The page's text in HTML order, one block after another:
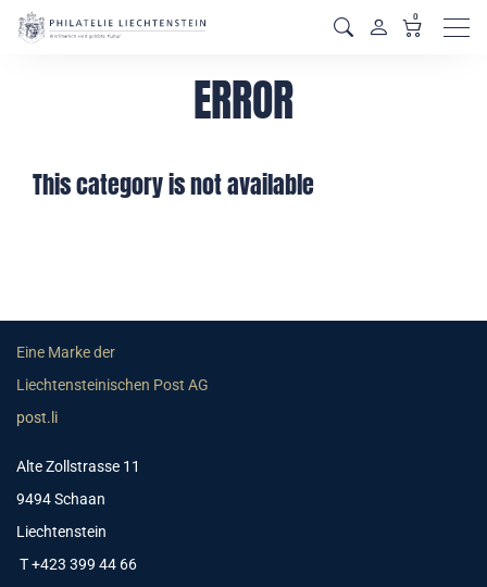
0
ERROR
This category is not available
Eine Marke der
Liechtensteinischen Post AG
post.li
Alte Zollstrasse 11
9494 Schaan
Liechtenstein
T +423 399 44 66